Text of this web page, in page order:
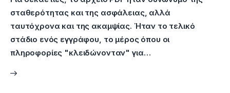
σταθερότητας και της ασφάλειας, αλλά
ταυτόχρονα και της ακαμψίας. Ήταν το τελικό
στάδιο ενός εγγράφου, το μέρος όπου οι
πληροφορίες "κλειδώνονταν" για…